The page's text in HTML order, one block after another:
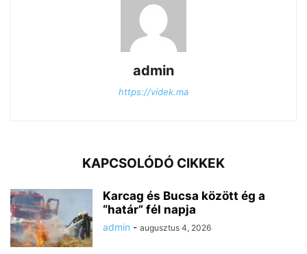
admin
https://videk.ma
KAPCSOLÓDÓ CIKKEK
Karcag és Bucsa között ég a
“határ” fél napja
admin - augusztus 4, 2026